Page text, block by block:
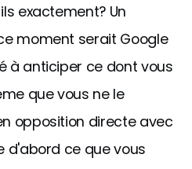
exactement? Un
moment serait Google
à anticiper ce dont vous
que vous ne le
opposition directe avec
d'abord ce que vous